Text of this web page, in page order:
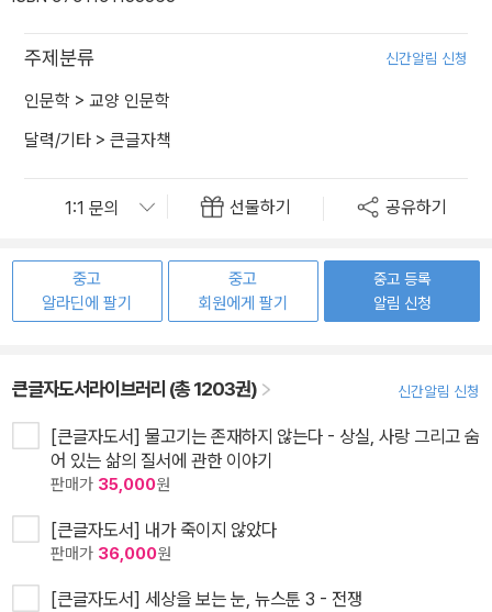
주제분류 신간알림 신청
인문학 > 교양 인문학
달력/기타 > 큰글자책
선물하기 공유하기
중고
알라딘에 팔기
중고
회원에게 팔기
중고 등록
알림 신청
큰글자도서라이브러리 (총 1203권) 신간알림 신청
[큰글자도서] 물고기는 존재하지 않는다 - 상실, 사랑 그리고 숨
어 있는 삶의 질서에 관한 이야기
판매가 35,000원
[큰글자도서] 내가 죽이지 않았다
판매가 36,000원
[큰글자도서] 세상을 보는 눈, 뉴스툰 3 - 전쟁